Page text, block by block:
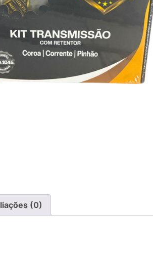
(0)